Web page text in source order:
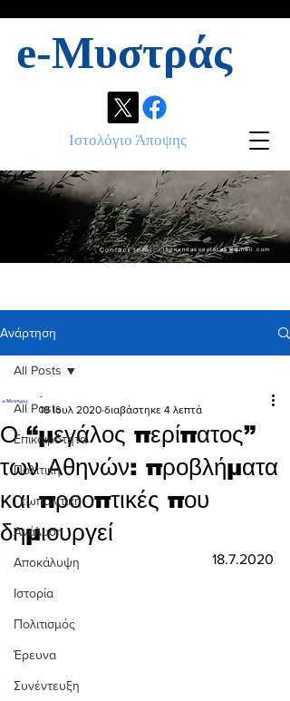
e-Μυστράς
Ιστολόγιο Άποψης
Contact info: ikonandassociates@gmail.com
Ανάρτηση
All Posts
Επικαιρότητα
Πολιτική
Γεωπολιτική
Ανάλυση
Αποκάλυψη
Ιστορία
Πολιτισμός
Έρευνα
Συνέντευξη
All Posts
Ο “μεγάλος περίπατος”
των Αθηνών: προβλήματα
και προοπτικές που
δημιουργεί
.
18 Ιουλ 2020 διαβάστηκε 4 λεπτά
18.7.2020